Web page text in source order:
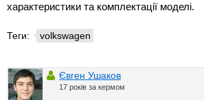
характеристики та комплектації моделі.
Теги: volkswagen
Євген Ушаков
17 років за кермом